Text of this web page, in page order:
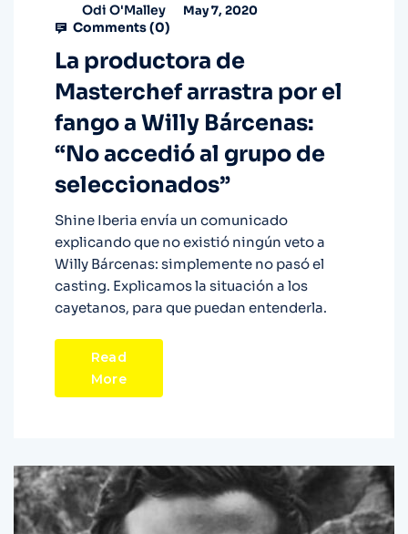
Odi O'Malley May 7, 2020
Comments (0)
La productora de
Masterchef arrastra por el
fango a Willy Bárcenas:
“No accedió al grupo de
seleccionados”
Shine Iberia envía un comunicado
explicando que no existió ningún veto a
Willy Bárcenas: simplemente no pasó el
casting. Explicamos la situación a los
cayetanos, para que puedan entenderla.
Read
More